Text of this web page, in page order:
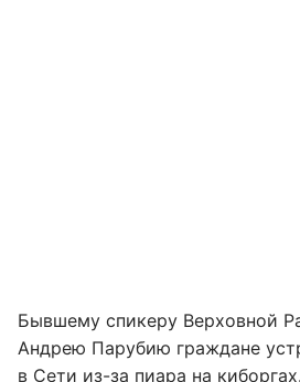
Бывшему спикеру Верховной
Андрею Парубию граждане
в Сети из-за пиара на киборгах.